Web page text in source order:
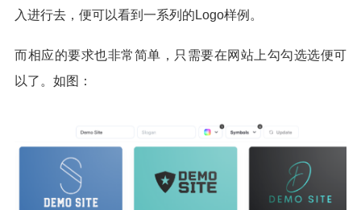
入进行去，便可以看到一系列的Logo样例。
而相应的要求也非常简单，只需要在网站上勾勾选选便可
以了。如图：